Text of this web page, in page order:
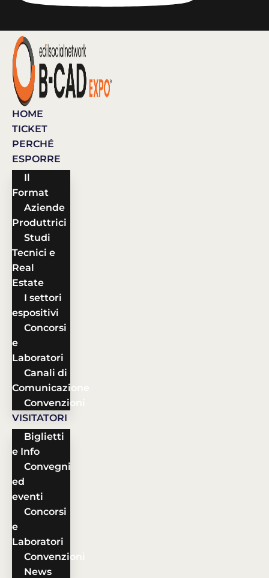
HOME
TICKET
PERCHÉ
ESPORRE
Il
Format
Aziende
Produttrici
Studi
Tecnici e
Real
Estate
I settori
espositivi
Concorsi
e
Laboratori
Canali di
Comunicazione
Convenzioni
VISITATORI
Biglietti
e Info
Convegni
ed
eventi
Concorsi
e
Laboratori
Convenzioni
News